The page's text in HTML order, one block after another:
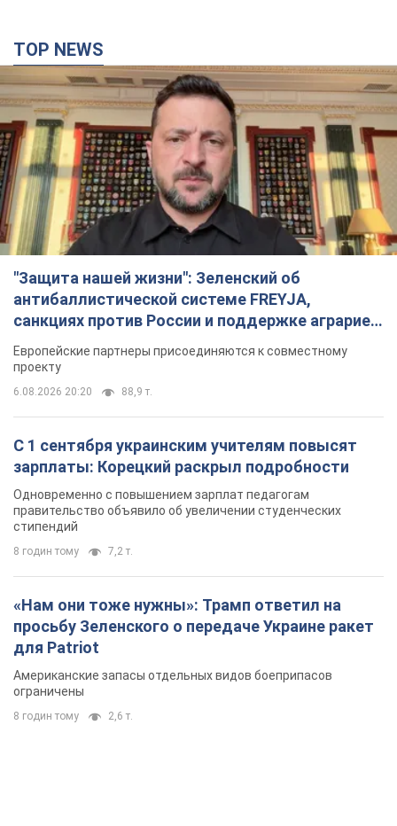
TOP NEWS
"Защита нашей жизни": Зеленский об
антибаллистической системе FREYJA,
санкциях против России и поддержке аграриев.
Видео
Европейские партнеры присоединяются к совместному
проекту
6.08.2026 20:20 88,9 т.
С 1 сентября украинским учителям повысят
зарплаты: Корецкий раскрыл подробности
Одновременно с повышением зарплат педагогам
правительство объявило об увеличении студенческих
стипендий
8 годин тому 7,2 т.
«Нам они тоже нужны»: Трамп ответил на
просьбу Зеленского о передаче Украине ракет
для Patriot
Американские запасы отдельных видов боеприпасов
ограничены
8 годин тому 2,6 т.